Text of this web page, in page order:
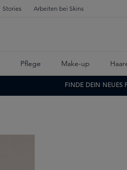
Stories Arbeiten bei Skins
Pflege Make-up
FINDE DEIN NEUES